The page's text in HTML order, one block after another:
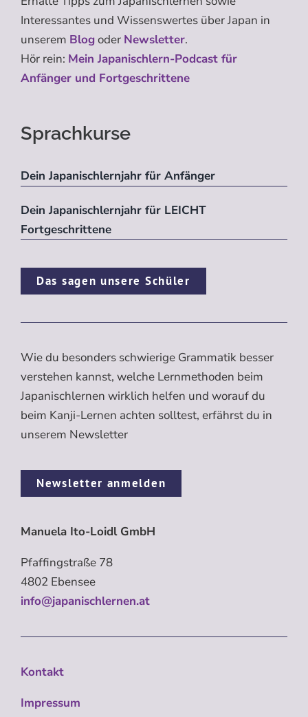
Interessantes und Wissenswertes über Japan in
unserem Blogoder Newsletter.
Hör rein: Mein Japanischlern-Podcast für
Anfänger und Fortgeschrittene
Sprachkurse
Dein Japanischlernjahr für Anfänger
Dein Japanischlernjahr für LEICHT
Fortgeschrittene
Das sagen unsere Schüler
Wie du besonders schwierige Grammatik besser
verstehen kannst, welche Lernmethoden beim
Japanischlernen wirklich helfen und worauf du
beim Kanji-Lernen achten solltest, erfährst du in
unserem Newsletter
Newsletter anmelden
Manuela Ito-Loidl GmbH
Pfaffingstraße 78
4802 Ebensee
info@japanischlernen.at
Kontakt
Impressum